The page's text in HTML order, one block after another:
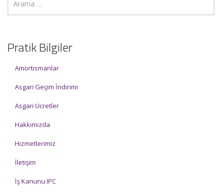
Pratik Bilgiler
Amortismanlar
Asgari Geçim İndirimi
Asgari Ücretler
Hakkımızda
Hizmetlerimiz
İletişim
İş Kanunu IPC